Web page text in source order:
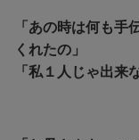
「あの時は何も手
くれたの」
「私１人じゃ出来